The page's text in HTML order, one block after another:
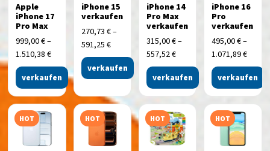
Apple
iPhone 17
Pro Max
999,00€–
1.510,38€
verkaufen
iPhone 15
verkaufen
270,73 €–
591,25 €
verkaufen
iPhone 14
Pro Max
verkaufen
315,00€–
557,52€
verkaufen
iPhone 16
Pro
verkaufen
495,00€–
1.071,89€
verkaufen
HOT HOT HOT HOT